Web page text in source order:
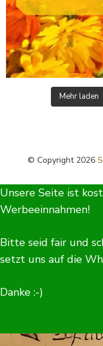
Mehr laden
© Copyright 2026
Unsere Seite ist
Werbeeinnahmen!
Bitte seid fair und
setzt uns auf die
Danke :-)